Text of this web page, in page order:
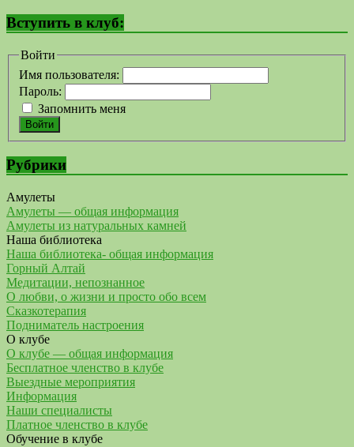
Вступить в клуб:
Войти
Имя пользователя:
Пароль:
Запомнить меня
Войти
Рубрики
Амулеты
Амулеты — общая информация
Амулеты из натуральных камней
Наша библиотека
Наша библиотека- общая информация
Горный Алтай
Медитации, непознанное
О любви, о жизни и просто обо всем
Сказкотерапия
Подниматель настроения
О клубе
О клубе — общая информация
Бесплатное членство в клубе
Выездные мероприятия
Информация
Наши специалисты
Платное членство в клубе
Обучение в клубе